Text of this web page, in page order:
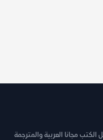
مجانا العربية والمترجمة